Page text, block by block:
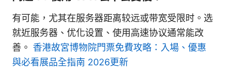
有可能，尤其在服务器距离较远或带宽受限时。选
就近服务器、优化设置、使用高速协议通常能改
善。 香港故宮博物院門票免費攻略：入場、優惠
與必看展品全指南 2026更新